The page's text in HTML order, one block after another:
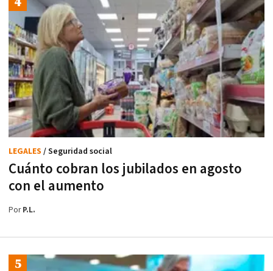
Cuánto cobran los jubilados en agosto
con el aumento
LEGALES / Seguridad social
PorP.L.